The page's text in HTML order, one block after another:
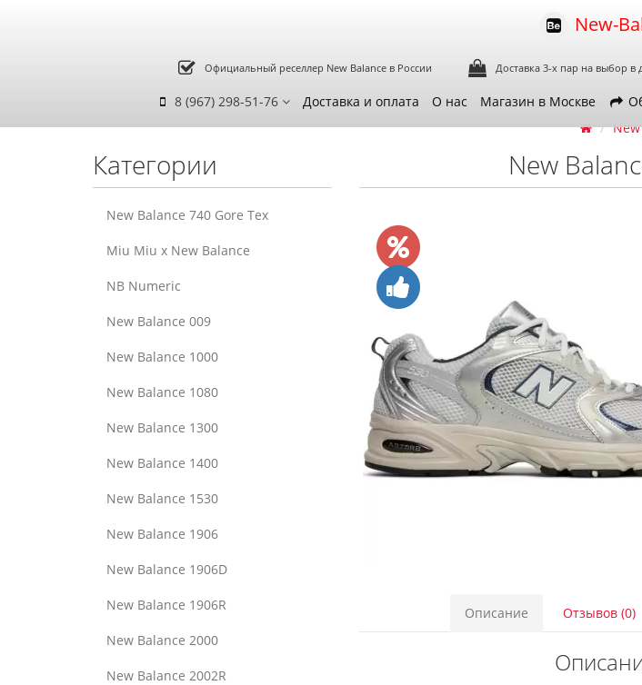
New-
Официальный реселлер New Balance в России Доставка 3-х пар на выбор в
8 (967) 298-51-76 Доставка и оплата О нас Магазин в Москве
Категории
New Balance 740 Gore Tex
Miu Miu x New Balance
NB Numeric
New Balance 009
New Balance 1000
New Balance 1080
New Balance 1300
New Balance 1400
New Balance 1530
New Balance 1906
New Balance 1906D
New Balance 1906R
New Balance 2000
New Balance 2002R
New
Описание Отзывов (0)